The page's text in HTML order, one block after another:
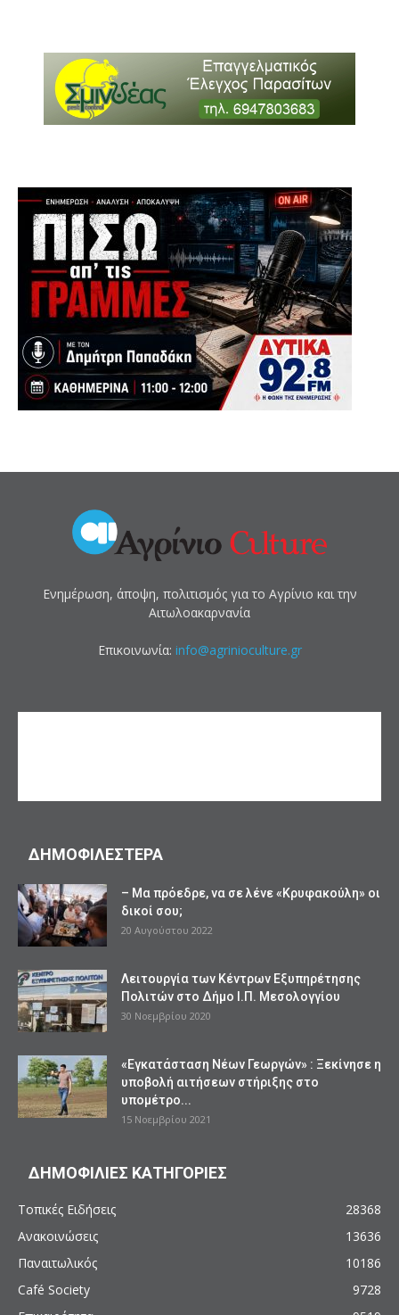
Ενημέρωση, άποψη, πολιτισμός για το Αγρίνιο και την
Αιτωλοακαρνανία
Επικοινωνία: info@agrinioculture.gr
ΔΗΜΟΦΙΛΕΣΤΕΡΑ
– Μα πρόεδρε, να σε λένε «Κρυφακούλη» οι
δικοί σου;
20 Αυγούστου 2022
Λειτουργία των Κέντρων Εξυπηρέτησης
Πολιτών στο Δήμο Ι.Π. Μεσολογγίου
30 Νοεμβρίου 2020
«Εγκατάσταση Νέων Γεωργών» : Ξεκίνησε η
υποβολή αιτήσεων στήριξης στο
υπομέτρο...
15 Νοεμβρίου 2021
ΔΗΜΟΦΙΛΙΕΣ ΚΑΤΗΓΟΡΙΕΣ
Τοπικές Ειδήσεις
28368
Ανακοινώσεις
13636
Παναιτωλικός
10186
Café Society
9728